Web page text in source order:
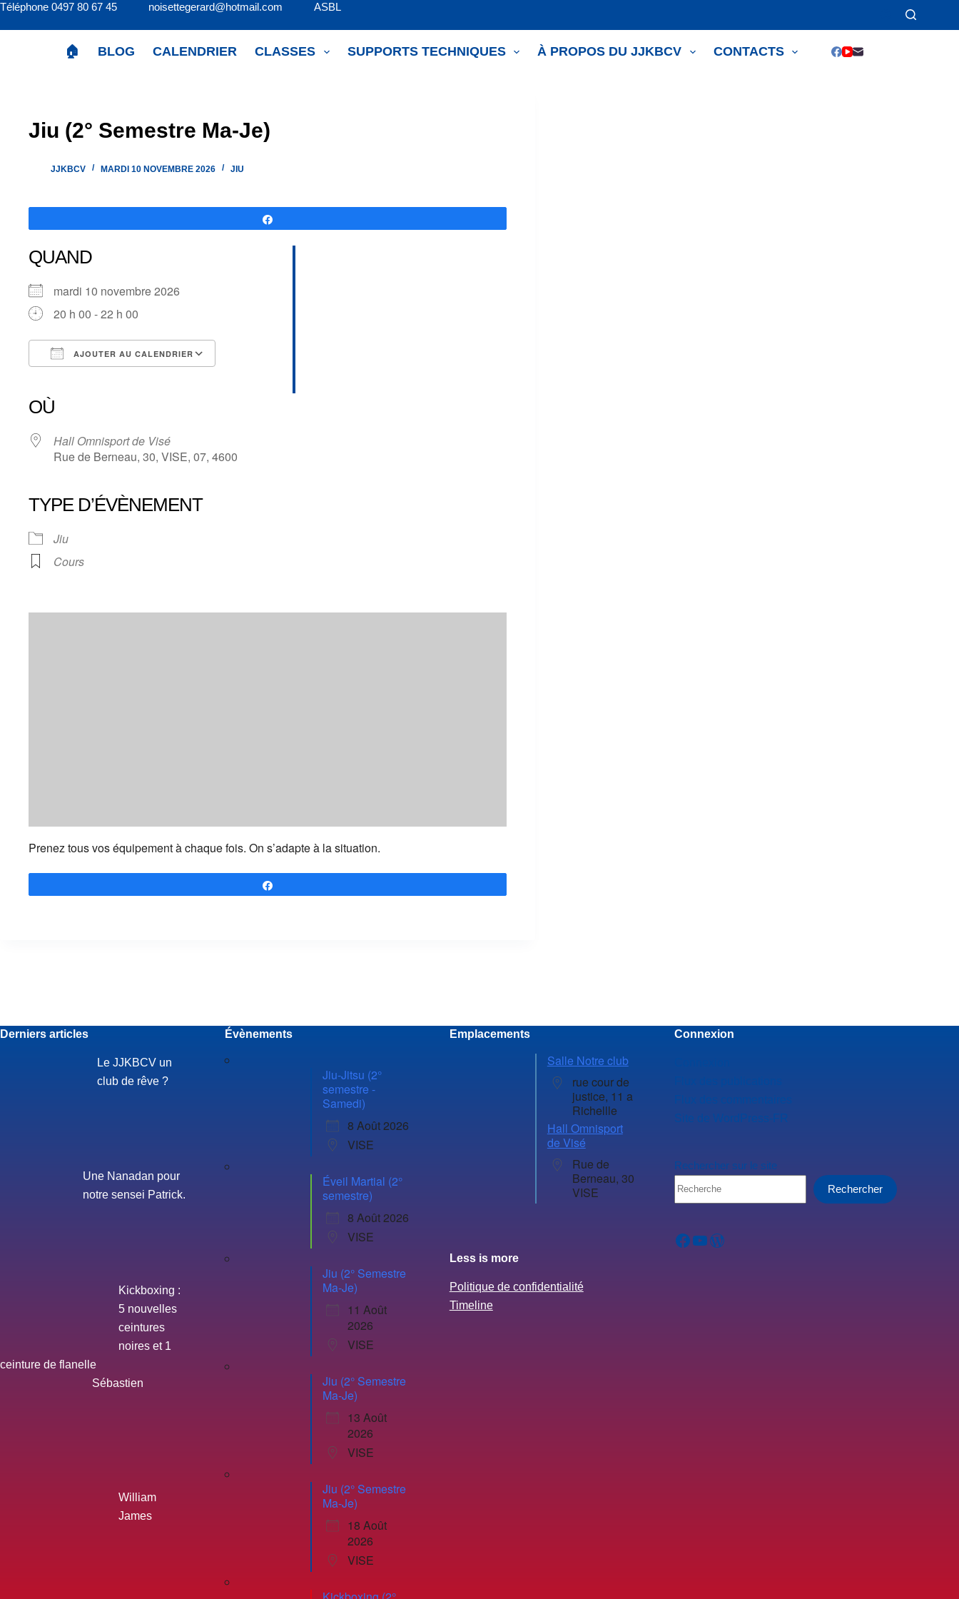
Passer
Téléphone 0497 80 67 45 noisettegerard@hotmail.com ASBL
🏠 BLOG CALENDRIER CLASSES SUPPORTS TECHNIQUES À PROPOS DU JJKBCV CONTACTS
Jiu (2° Semestre Ma-Je)
JJKBCV MARDI 10 NOVEMBRE 2026 JIU
QUAND
mardi 10 novembre 2026
20 h 00 - 22 h 00
AJOUTER AU CALENDRIER
OÙ
Hall Omnisport de Visé
Rue de Berneau, 30, VISE, 07, 4600
TYPE D’ÉVÈNEMENT
Jiu
Cours
Prenez tous vos équipement à chaque fois. On s’adapte à la situation.
Derniers articles
Le JJKBCV un
club de rêve ?
Une Nanadan pour
notre sensei Patrick.
Kickboxing :
5 nouvelles
ceintures
noires et 1
ceinture de flanelle
Sébastien
William
James
Évènements
Jiu-Jitsu (2°
semestre -
Samedi)
8 Août 2026
VISE
Éveil Martial (2°
semestre)
8 Août 2026
VISE
Jiu (2° Semestre
Ma-Je)
11 Août
2026
VISE
Jiu (2° Semestre
Ma-Je)
13 Août
2026
VISE
Jiu (2° Semestre
Ma-Je)
18 Août
2026
VISE
Emplacements
Salle Notre club
rue cour de
justice, 11 a
Richellle
Hall Omnisport
de Visé
Rue de
Berneau, 30
VISE
Less is more
Politique de confidentialité
Timeline
Connexion
Flux des commentaires
Site de WordPress-FR
Rechercher sur le site
Rechercher
Facebook
YouTube
WordPress